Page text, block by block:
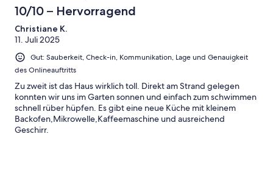
10/10 – Hervorragend
Christiane K.
11. Juli 2025
Gut: Sauberkeit, Check-in, Kommunikation, Lage und Genauigkeit
des Onlineauftritts
Zu zweit ist das Haus wirklich toll. Direkt am Strand gelegen
konnten wir uns im Garten sonnen und einfach zum schwimmen
schnell rüber hüpfen. Es gibt eine neue Küche mit kleinem
Backofen,Mikrowelle,Kaffeemaschine und ausreichend
Geschirr.